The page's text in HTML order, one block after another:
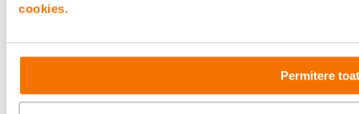
cookies.
Permitere
F64 Studio